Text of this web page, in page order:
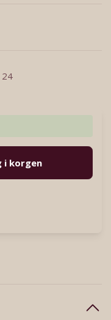
24
i korgen